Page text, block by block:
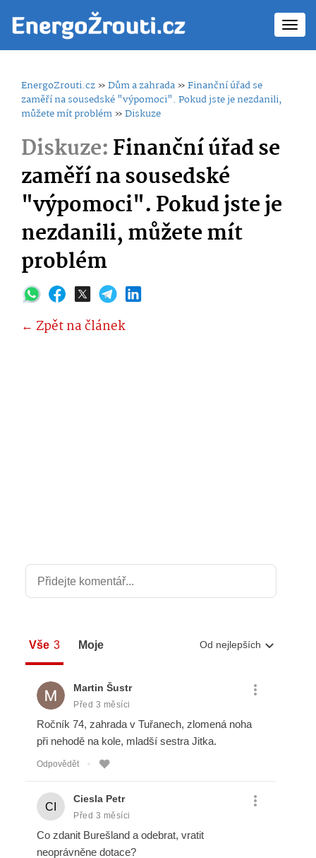
EnergoZrouti.cz»Dům a zahrada»Finanční úřad se
zaměří na sousedské "výpomoci". Pokud jste je nezdanili,
můžete mít problém»Diskuze
Diskuze:Finanční úřad se
zaměří na sousedské
"výpomoci". Pokud jste je
nezdanili, můžete mít
problém
← Zpět na článek